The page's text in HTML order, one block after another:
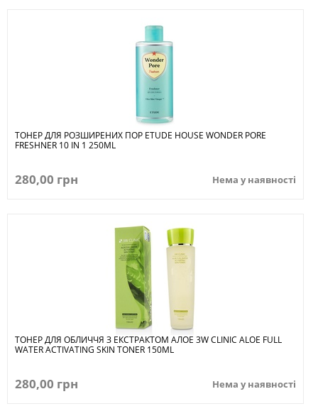
ТОНЕР ДЛЯ РОЗШИРЕНИХ ПОР ETUDE HOUSE WONDER PORE
FRESHNER 10 IN 1 250ML
280,00 грн Нема у наявності
ТОНЕР ДЛЯ ОБЛИЧЧЯ З ЕКСТРАКТОМ АЛОЕ 3W CLINIC ALOE FULL
WATER ACTIVATING SKIN TONER 150ML
280,00 грн Нема у наявності